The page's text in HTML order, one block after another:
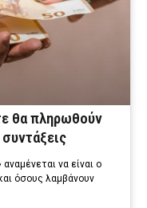
θα πληρωθούν
να είναι ο
όσους λαμβάνουν